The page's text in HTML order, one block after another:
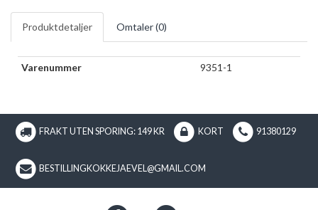
Produktdetaljer Omtaler (0)
Varenummer 9351-1
FRAKT UTEN SPORING: 149 KR KORT 91380129
BESTILLINGKOKKEJAEVEL@GMAIL.COM